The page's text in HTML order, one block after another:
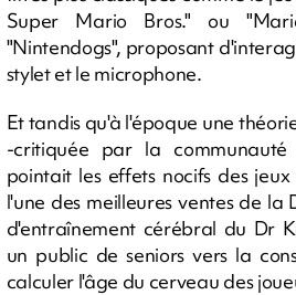
Super Mario Bros." ou
"Nintendogs", proposant
stylet et le microphone.
Et tandis qu'à l'époque une
-critiquée par la communauté
pointait les effets nocifs des
l'une des meilleures ventes de la
d'entraînement cérébral du Dr
un public de seniors vers la
calculer l'âge du cerveau des